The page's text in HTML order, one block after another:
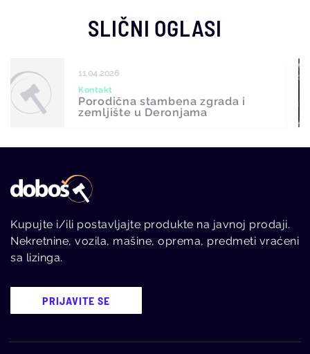
SLIČNI OGLASI
08.05.2026
Kontakt
Stan u Novom Beogradu
Kupujte i/ili postavljajte produkte na javnoj prodaji.
Nekretnine, vozila, mašine, oprema, predmeti vraćeni
sa lizinga.
PRIJAVITE SE